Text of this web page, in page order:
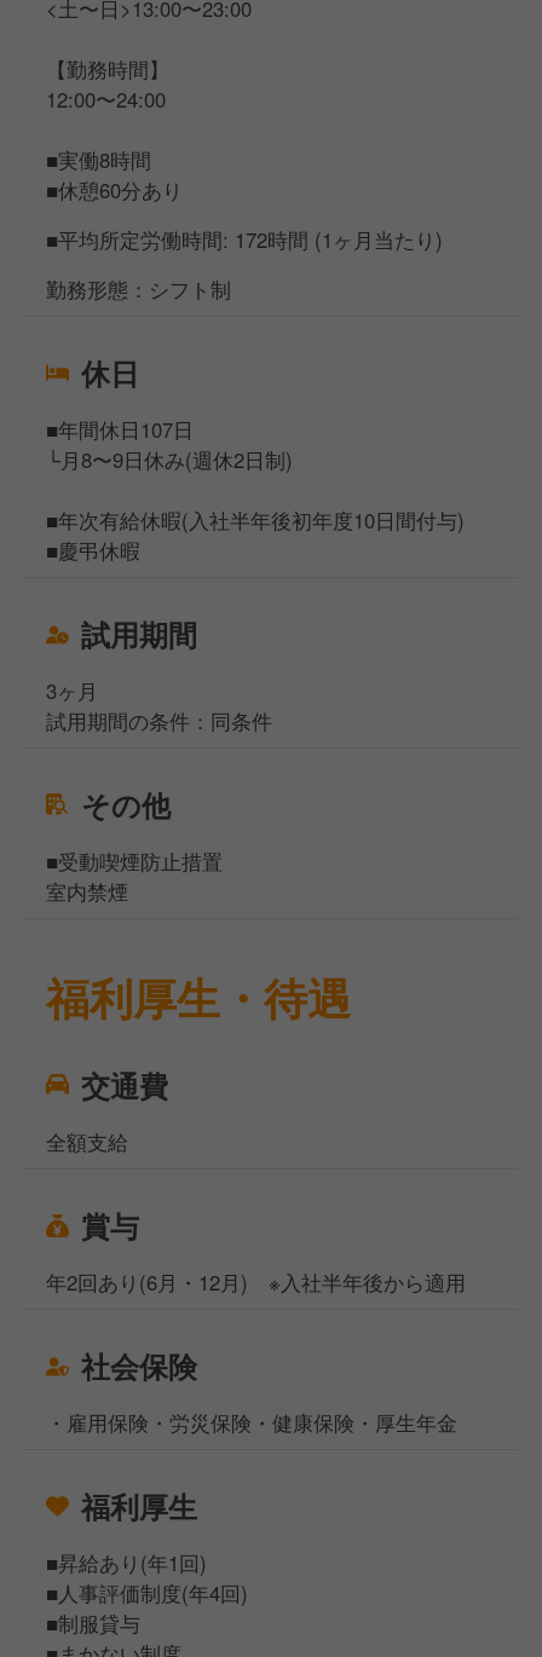
<土〜日>13:00〜23:00
【勤務時間】
12:00〜24:00
■実働8時間
■休憩60分あり
■平均所定労働時間: 172時間 (1ヶ月当たり)
勤務形態：シフト制
休日
■年間休日107日
└月8〜9日休み(週休2日制)
■年次有給休暇(入社半年後初年度10日間付与)
■慶弔休暇
試用期間
3ヶ月
試用期間の条件：同条件
その他
■受動喫煙防止措置
室内禁煙
福利厚生・待遇
交通費
全額支給
賞与
年2回あり(6月・12月) ※入社半年後から適用
社会保険
・雇用保険・労災保険・健康保険・厚生年金
福利厚生
■昇給あり(年1回)
■人事評価制度(年4回)
■制服貸与